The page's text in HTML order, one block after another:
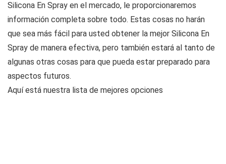
Silicona En Spray en el mercado, le proporcionaremos
información completa sobre todo. Estas cosas no harán
que sea más fácil para usted obtener la mejor Silicona En
Spray de manera efectiva, pero también estará al tanto de
algunas otras cosas para que pueda estar preparado para
aspectos futuros.
Aquí está nuestra lista de mejores opciones